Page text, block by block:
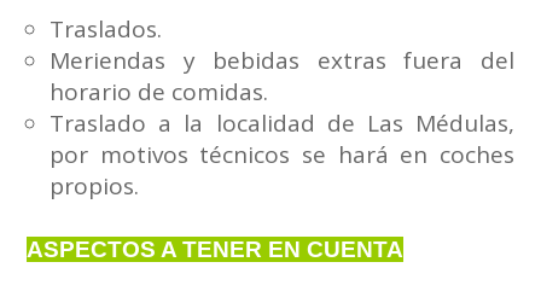
Traslados.
Meriendas y bebidas extras fuera del
horario de comidas.
Traslado a la localidad de Las Médulas,
por motivos técnicos se hará en coches
propios.
ASPECTOS A TENER EN CUENTA